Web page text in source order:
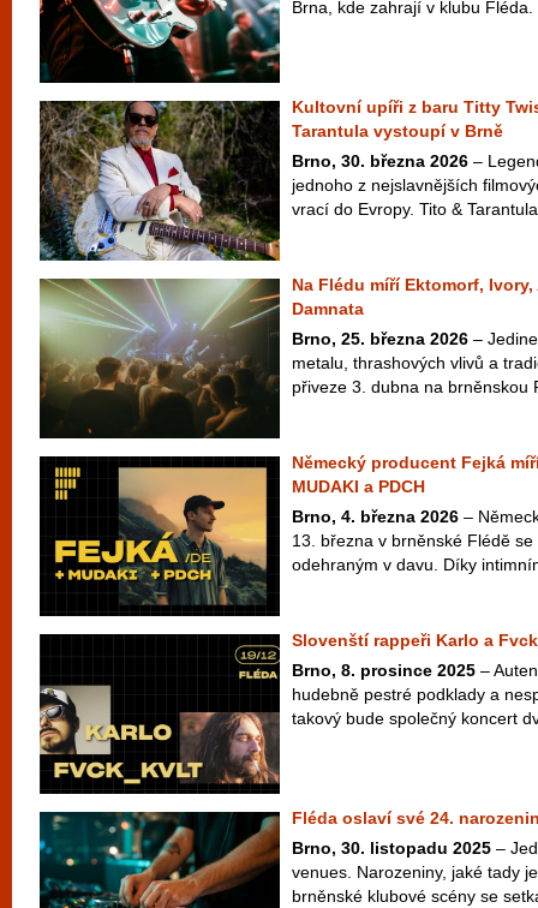
Brna, kde zahrají v klubu
Kultovní upíři z baru Titty
Tarantula vystoupí v Brně
Brno, 30. března 2026 –
jednoho z nejslavnějších
vrací do Evropy. Tito &
Na Flédu míří Ektomorf,
Damnata
Brno, 25. března 2026 –
metalu, thrashových vlivů a
přiveze 3. dubna na brněnskou
Německý producent Fejká
MUDAKI a PDCH
Brno, 4. března 2026 –
13. března v brněnské Flédě
odehraným v davu. Díky
Slovenští rappeři Karlo a
Brno, 8. prosince 2025 –
hudebně pestré podklady a
takový bude společný koncert
Fléda oslaví své 24.
Brno, 30. listopadu 2025 –
venues. Narozeniny, jaké tady
brněnské klubové scény se